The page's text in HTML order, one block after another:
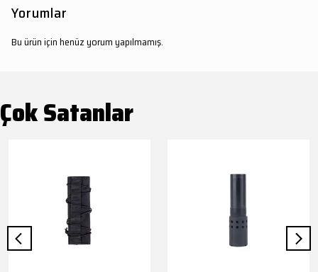
Yorumlar
Bu ürün için henüz yorum yapılmamış.
Çok Satanlar